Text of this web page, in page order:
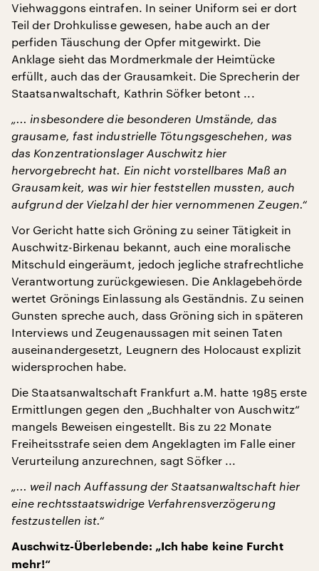
Viehwaggons eintrafen. In seiner Uniform sei er dort
Teil der Drohkulisse gewesen, habe auch an der
perfiden Täuschung der Opfer mitgewirkt. Die
Anklage sieht das Mordmerkmale der Heimtücke
erfüllt, auch das der Grausamkeit. Die Sprecherin der
Staatsanwaltschaft, Kathrin Söfker betont ...
„... insbesondere die besonderen Umstände, das
grausame, fast industrielle Tötungsgeschehen, was
das Konzentrationslager Auschwitz hier
hervorgebrecht hat. Ein nicht vorstellbares Maß an
Grausamkeit, was wir hier feststellen mussten, auch
aufgrund der Vielzahl der hier vernommenen Zeugen.“
Vor Gericht hatte sich Gröning zu seiner Tätigkeit in
Auschwitz-Birkenau bekannt, auch eine moralische
Mitschuld eingeräumt, jedoch jegliche strafrechtliche
Verantwortung zurückgewiesen. Die Anklagebehörde
wertet Grönings Einlassung als Geständnis. Zu seinen
Gunsten spreche auch, dass Gröning sich in späteren
Interviews und Zeugenaussagen mit seinen Taten
auseinandergesetzt, Leugnern des Holocaust explizit
widersprochen habe.
Die Staatsanwaltschaft Frankfurt a.M. hatte 1985 erste
Ermittlungen gegen den „Buchhalter von Auschwitz“
mangels Beweisen eingestellt. Bis zu 22 Monate
Freiheitsstrafe seien dem Angeklagten im Falle einer
Verurteilung anzurechnen, sagt Söfker ...
„... weil nach Auffassung der Staatsanwaltschaft hier
eine rechtsstaatswidrige Verfahrensverzögerung
festzustellen ist.“
Auschwitz-Überlebende: „Ich habe keine Furcht
mehr!“